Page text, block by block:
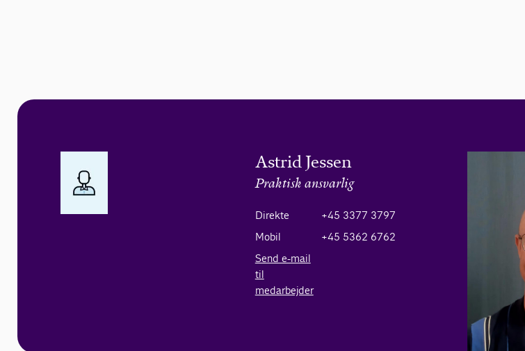
Astrid Jessen
Praktisk ansvarlig
Direkte
+45 3377 3797
Mobil
+45 5362 6762
Send e-mail
til
medarbejder